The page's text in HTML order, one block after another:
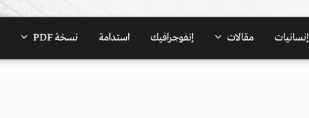
إنسانيات مقالات إنفوجرافيك استدامة نسخة PDF